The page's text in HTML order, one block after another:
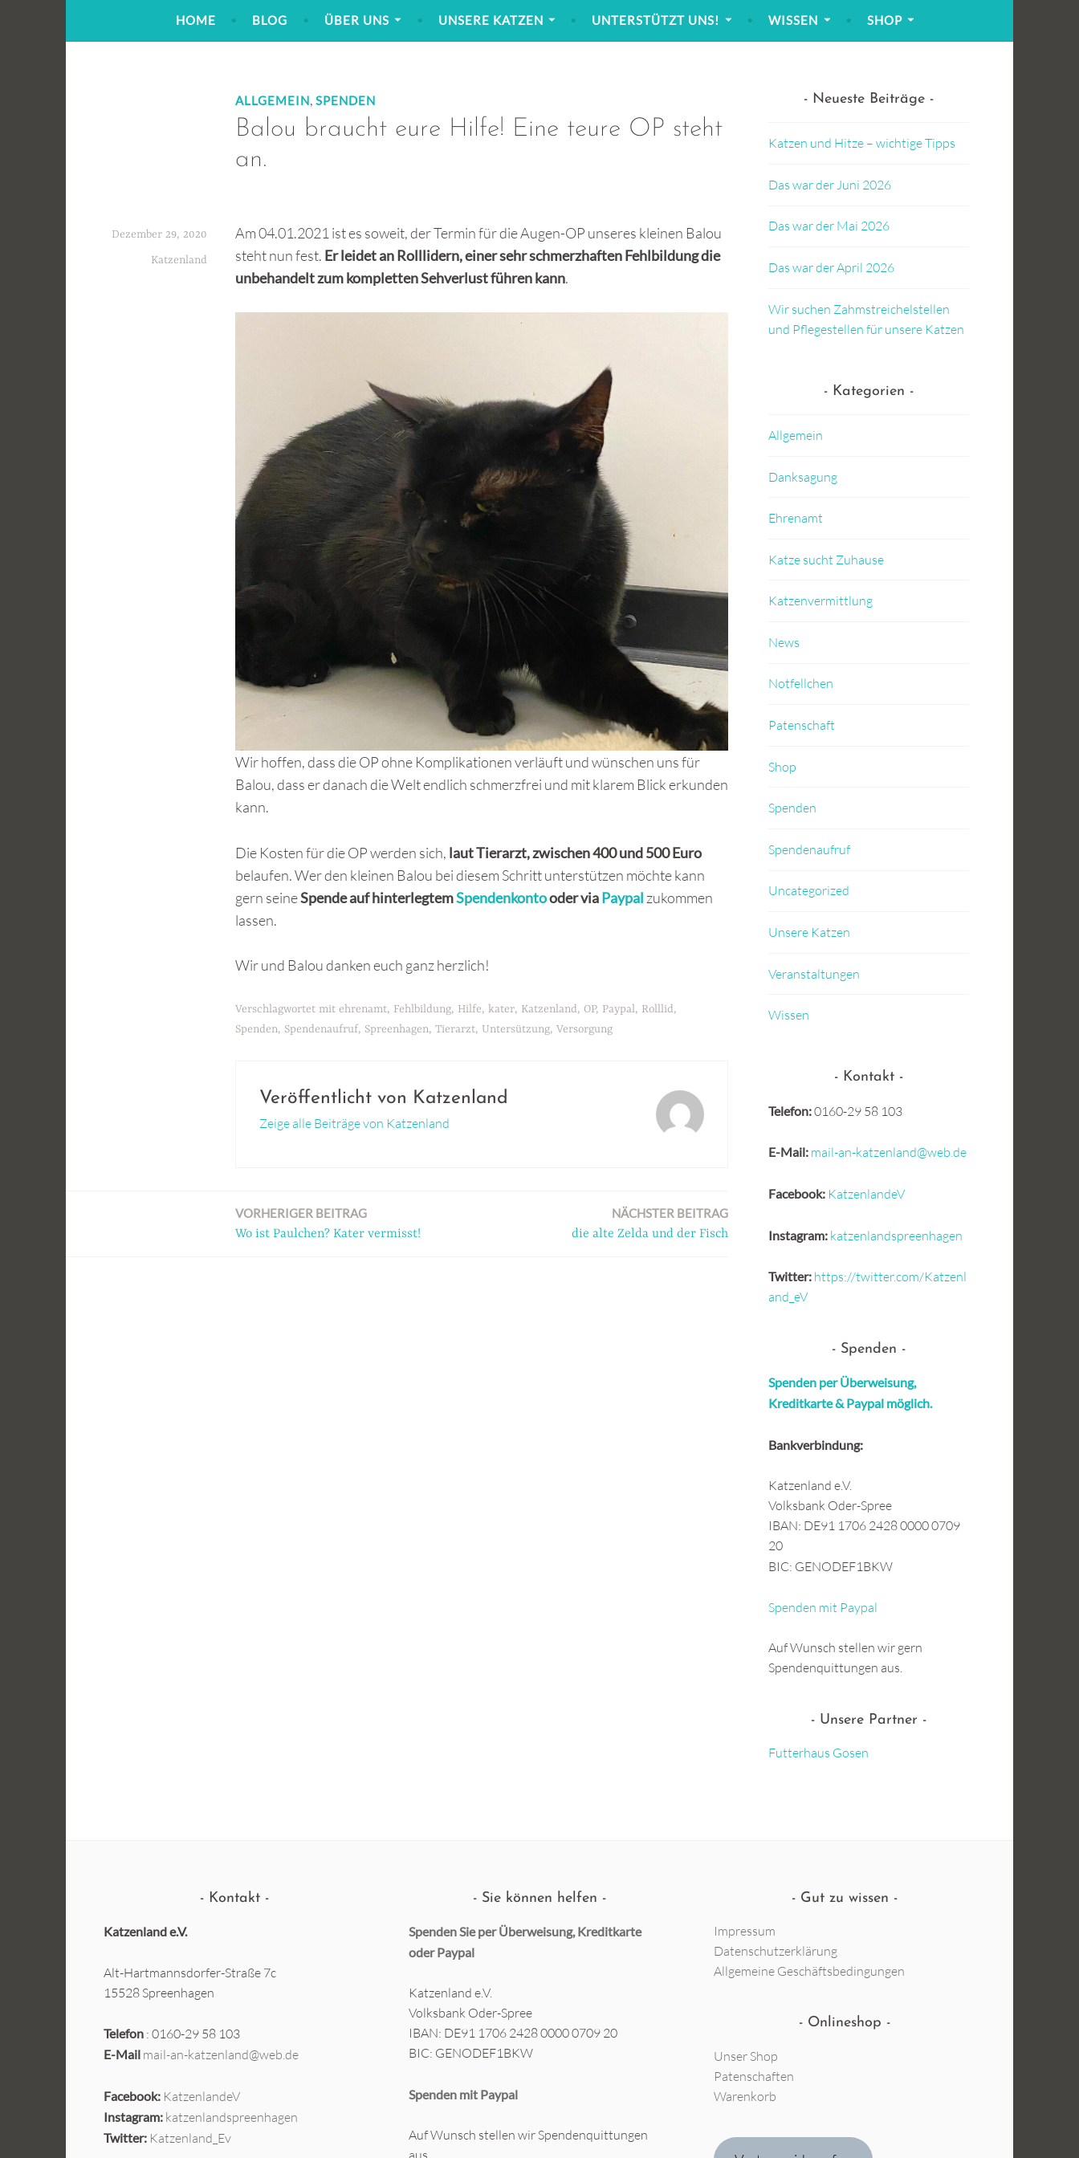
HOME BLOG ÜBER UNS UNSERE KATZEN UNTERSTÜTZT UNS! WISSEN SHOP
ALLGEMEIN, SPENDEN
Balou braucht eure Hilfe! Eine teure OP steht
an.
Dezember 29, 2020
Katzenland
Am 04.01.2021 ist es soweit, der Termin für die Augen-OP unseres kleinen Balou
steht nun fest. Er leidet an Rolllidern, einer sehr schmerzhaften Fehlbildung die
unbehandelt zum kompletten Sehverlust führen kann.
Wir hoffen, dass die OP ohne Komplikationen verläuft und wünschen uns für
Balou, dass er danach die Welt endlich schmerzfrei und mit klarem Blick erkunden
kann.
Die Kosten für die OP werden sich, laut Tierarzt, zwischen 400 und 500 Euro
belaufen. Wer den kleinen Balou bei diesem Schritt unterstützen möchte kann
gern seineSpende auf hinterlegtemSpendenkontooder viaPaypal zukommen
lassen.
Wir und Balou danken euch ganz herzlich!
Verschlagwortet mit ehrenamt, Fehlbildung, Hilfe, kater, Katzenland, OP, Paypal, Rolllid,
Spenden, Spendenaufruf, Spreenhagen, Tierarzt, Untersützung, Versorgung
Veröffentlicht von Katzenland
Zeige alle Beiträge von Katzenland
BeitragsnavigationVORHERIGER BEITRAG
Wo ist Paulchen? Kater vermisst!
NÄCHSTER BEITRAG
die alte Zelda und der Fisch
Neueste Beiträge
Katzen und Hitze – wichtige Tipps
Das war der Juni 2026
Das war der Mai 2026
Das war der April 2026
Wir suchen Zahmstreichelstellen
und Pflegestellen für unsere Katzen
Kategorien
Allgemein
Danksagung
Ehrenamt
Katze sucht Zuhause
Katzenvermittlung
News
Notfellchen
Patenschaft
Shop
Spenden
Spendenaufruf
Uncategorized
Unsere Katzen
Veranstaltungen
Wissen
Kontakt
Telefon:0160-29 58 103
E-Mail: mail-an-katzenland@web.de
Facebook: KatzenlandeV
Instagram: katzenlandspreenhagen
Twitter: https://twitter.com/Katzenl
and_eV
Spenden
Spenden per Überweisung,
Kreditkarte & Paypal möglich.
Bankverbindung:
Katzenland e.V.
Volksbank Oder-Spree
IBAN: DE91 1706 2428 0000 0709
20
BIC: GENODEF1BKW
Spenden mit Paypal
Auf Wunsch stellen wir gern
Spendenquittungen aus.
Unsere Partner
Futterhaus Gosen
Kontakt
Katzenland e.V.
Alt-Hartmannsdorfer-Straße 7c
15528 Spreenhagen
Telefon : 0160-29 58 103
E-Mail mail-an-katzenland@web.de
Facebook: KatzenlandeV
Instagram: katzenlandspreenhagen
Twitter: Katzenland_Ev
Sie können helfen
Spenden Sie per Überweisung, Kreditkarte
oderPaypal
Katzenland e.V.
Volksbank Oder-Spree
IBAN: DE91 1706 2428 0000 0709 20
BIC: GENODEF1BKW
Spenden mit Paypal
Auf Wunsch stellen wir Spendenquittungen
Gut zu wissen
Impressum
Datenschutzerklärung
Allgemeine Geschäftsbedingungen
Onlineshop
Unser Shop
Patenschaften
Warenkorb